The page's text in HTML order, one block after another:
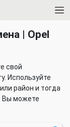
| Opel
свой
Используйте
район и тогда
Вы можете